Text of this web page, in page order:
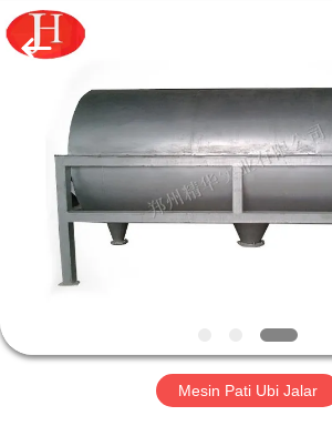
RUMAH
PRODUK
VIDEO
PERTUNJUKAN
VR
Zhengzhou
Jinghua
Industry
Co.,Ltd..
Mesin Pati Ubi Jalar